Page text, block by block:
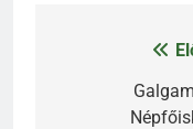
Bejegyzés
navigáció